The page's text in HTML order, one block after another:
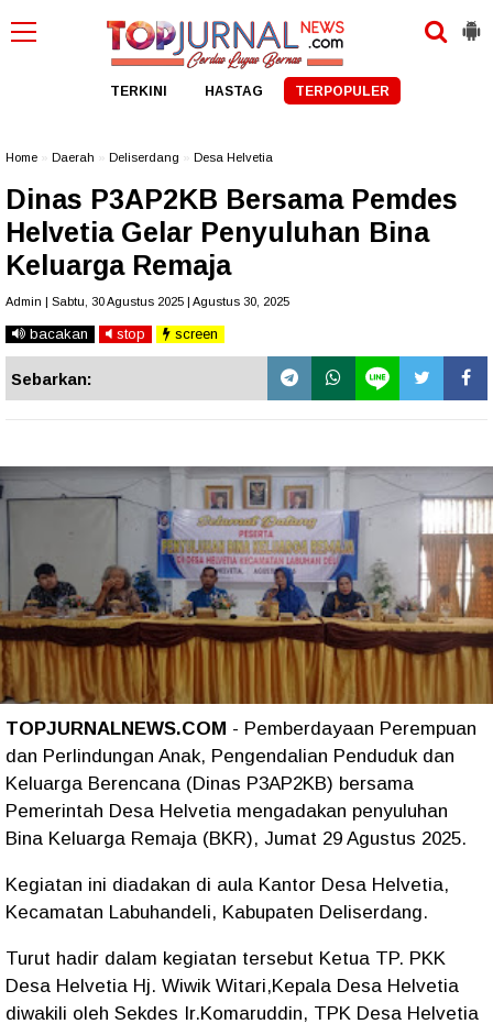
TERKINI HASTAG TERPOPULER
Home Daerah Deliserdang Desa Helvetia
Dinas P3AP2KB Bersama Pemdes
Helvetia Gelar Penyuluhan Bina
Keluarga Remaja
Admin | Sabtu, 30 Agustus 2025 | Agustus 30, 2025
bacakan stop screen
Sebarkan:
TOPJURNALNEWS.COM - Pemberdayaan Perempuan
dan Perlindungan Anak, Pengendalian Penduduk dan
Keluarga Berencana (Dinas P3AP2KB) bersama
Pemerintah Desa Helvetia mengadakan penyuluhan
Bina Keluarga Remaja (BKR), Jumat 29 Agustus 2025.
Kegiatan ini diadakan di aula Kantor Desa Helvetia,
Kecamatan Labuhandeli, Kabupaten Deliserdang.
Turut hadir dalam kegiatan tersebut Ketua TP. PKK
Desa Helvetia Hj. Wiwik Witari,Kepala Desa Helvetia
diwakili oleh Sekdes Ir.Komaruddin, TPK Desa Helvetia